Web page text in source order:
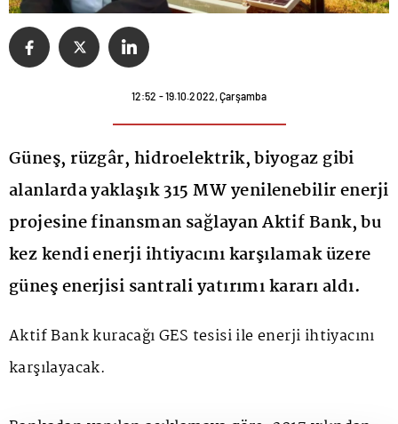
12:52 - 19.10.2022, Çarşamba
Güneş, rüzgâr, hidroelektrik, biyogaz gibi
alanlarda yaklaşık 315 MW yenilenebilir enerji
projesine finansman sağlayan Aktif Bank, bu
kez kendi enerji ihtiyacını karşılamak üzere
güneş enerjisi santrali yatırımı kararı aldı.
Aktif Bank kuracağı GES tesisi ile enerji ihtiyacını
karşılayacak.